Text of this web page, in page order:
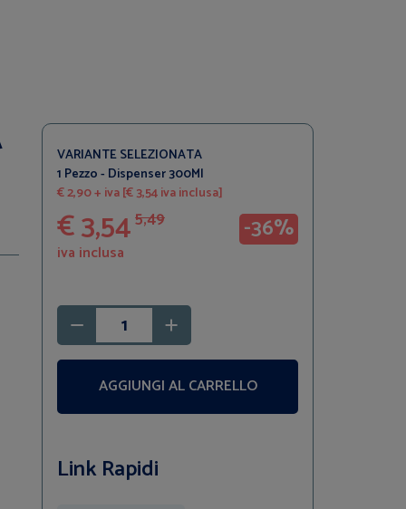
VARIANTE SELEZIONATA
1 Pezzo - Dispenser 300Ml
€ 2,90 + iva [€ 3,54 iva inclusa]
€ 3,545,49
iva inclusa
-36%
AGGIUNGI AL CARRELLO
Link Rapidi